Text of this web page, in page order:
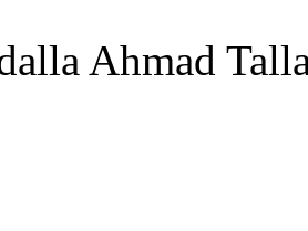
Ahmad